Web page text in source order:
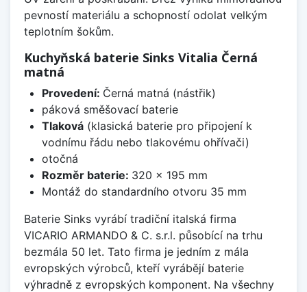
pevností materiálu a schopností odolat velkým
teplotním šokům.
Kuchyňská baterie Sinks Vitalia Černá
matná
Provedení: Černá matná (nástřik)
páková směšovací baterie
Tlaková(klasická baterie pro připojení k
vodnímu řádu nebo tlakovému ohřívači)
otočná
Rozměr baterie: 320 x 195 mm
Montáž do standardního otvoru 35 mm
Baterie Sinks vyrábí tradiční italská firma
VICARIO ARMANDO & C. s.r.l. působící na trhu
bezmála 50 let. Tato firma je jedním z mála
evropských výrobců, kteří vyrábějí baterie
výhradně z evropských komponent. Na všechny